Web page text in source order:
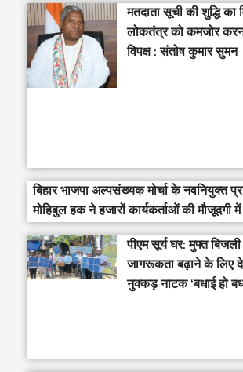
मतदाता सूची की शुद्धि का
लोकतंत्र को कमजोर
विपक्ष : संतोष कुमार सुमन
बिहार भाजपा अल्पसंख्यक मोर्चा के नवनियुक्त
मोहिबुल हक ने हजारों कार्यकर्ताओं की मौजूदगी में
पीएम सूर्य घर: मुफ्त
जागरूकता बढ़ाने के
नुक्कड़ नाटक ‘बधाई हो